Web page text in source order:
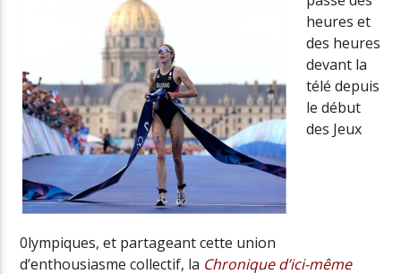
heures et
des heures
devant la
télé depuis
le début
des Jeux
0lympiques, et partageant cette union
d’enthousiasme collectif, la Chronique d’ici-même